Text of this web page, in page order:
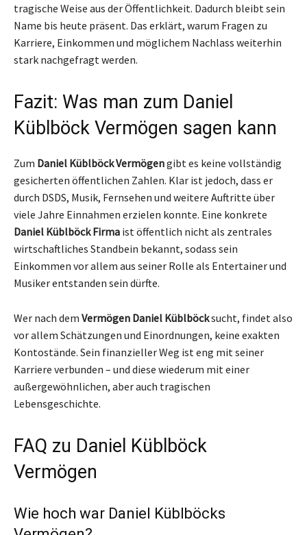
tragische Weise aus der Öffentlichkeit. Dadurch bleibt sein
Name bis heute präsent. Das erklärt, warum Fragen zu
Karriere, Einkommen und möglichem Nachlass weiterhin
stark nachgefragt werden.
Fazit: Was man zum Daniel
Küblböck Vermögen sagen kann
Zum Daniel Küblböck Vermögengibt es keine vollständig
gesicherten öffentlichen Zahlen. Klar ist jedoch, dass er
durch DSDS, Musik, Fernsehen und weitere Auftritte über
viele Jahre Einnahmen erzielen konnte. Eine konkrete
Daniel Küblböck Firma ist öffentlich nicht als zentrales
wirtschaftliches Standbein bekannt, sodass sein
Einkommen vor allem aus seiner Rolle als Entertainer und
Musiker entstanden sein dürfte.
Wer nach dem Vermögen Daniel Küblböcksucht, findet also
vor allem Schätzungen und Einordnungen, keine exakten
Kontostände. Sein finanzieller Weg ist eng mit seiner
Karriere verbunden – und diese wiederum mit einer
außergewöhnlichen, aber auch tragischen
Lebensgeschichte.
FAQ zu Daniel Küblböck
Vermögen
Wie hoch war Daniel Küblböcks